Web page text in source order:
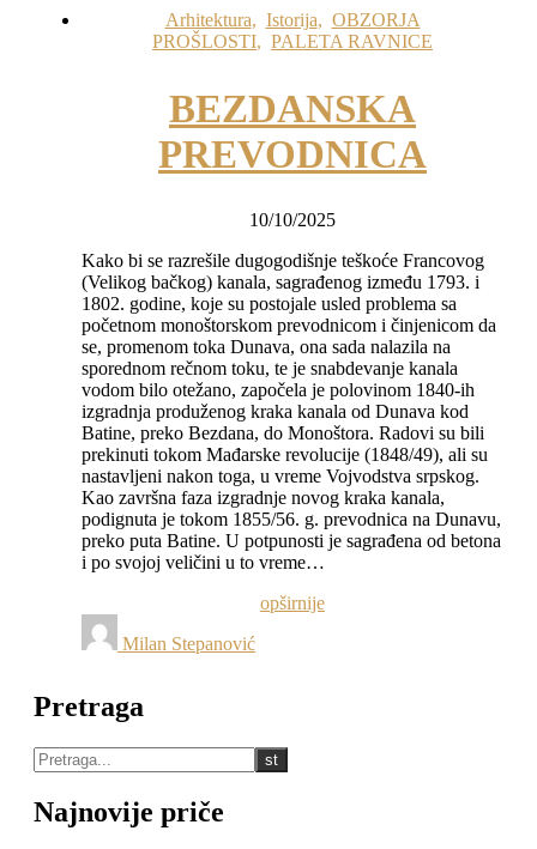
Arhitektura, Istorija, OBZORJA
PROŠLOSTI, PALETA RAVNICE
BEZDANSKA
PREVODNICA
10/10/2025
Kako bi se razrešile dugogodišnje teškoće Francovog
(Velikog bačkog) kanala, sagrađenog između 1793. i
1802. godine, koje su postojale usled problema sa
početnom monoštorskom prevodnicom i činjenicom da
se, promenom toka Dunava, ona sada nalazila na
sporednom rečnom toku, te je snabdevanje kanala
vodom bilo otežano, započela je polovinom 1840-ih
izgradnja produženog kraka kanala od Dunava kod
Batine, preko Bezdana, do Monoštora. Radovi su bili
prekinuti tokom Mađarske revolucije (1848/49), ali su
nastavljeni nakon toga, u vreme Vojvodstva srpskog.
Kao završna faza izgradnje novog kraka kanala,
podignuta je tokom 1855/56. g. prevodnica na Dunavu,
preko puta Batine. U potpunosti je sagrađena od betona
i po svojoj veličini u to vreme…
opširnije
Milan Stepanović
Pretraga
Najnovije priče